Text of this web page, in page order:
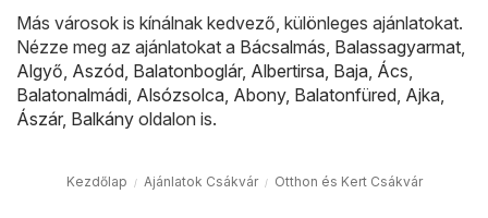
Más városok is kínálnak kedvező, különleges ajánlatokat.
Nézze meg az ajánlatokat a Bácsalmás Balassagyarmat
Algyő Aszód Balatonboglár, Albertirsa Baja Ács
Balatonalmádi Alsózsolca Abony, Balatonfüred Ajka
Ászár, Balkány oldalon is.
Kezdőlap Ajánlatok Csákvár Otthon és Kert Csákvár